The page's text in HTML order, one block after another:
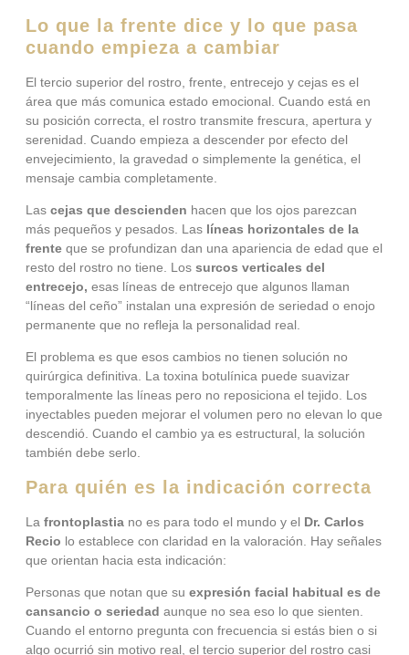
Lo que la frente dice y lo que pasa
cuando empieza a cambiar
El tercio superior del rostro, frente, entrecejo y cejas es el
área que más comunica estado emocional. Cuando está en
su posición correcta, el rostro transmite frescura, apertura y
serenidad. Cuando empieza a descender por efecto del
envejecimiento, la gravedad o simplemente la genética, el
mensaje cambia completamente.
Las cejas que descienden hacen que los ojos parezcan
más pequeños y pesados. Las líneas horizontales de la
frente que se profundizan dan una apariencia de edad que el
resto del rostro no tiene. Los surcos verticales del
entrecejo, esas líneas de entrecejo que algunos llaman
“líneas del ceño” instalan una expresión de seriedad o enojo
permanente que no refleja la personalidad real.
El problema es que esos cambios no tienen solución no
quirúrgica definitiva. La toxina botulínica puede suavizar
temporalmente las líneas pero no reposiciona el tejido. Los
inyectables pueden mejorar el volumen pero no elevan lo que
descendió. Cuando el cambio ya es estructural, la solución
también debe serlo.
Para quién es la indicación correcta
La frontoplastia no es para todo el mundo y el Dr. Carlos
Recio lo establece con claridad en la valoración. Hay señales
que orientan hacia esta indicación:
Personas que notan que su expresión facial habitual es de
cansancio o seriedad aunque no sea eso lo que sienten.
Cuando el entorno pregunta con frecuencia si estás bien o si
algo ocurrió sin motivo real, el tercio superior del rostro casi